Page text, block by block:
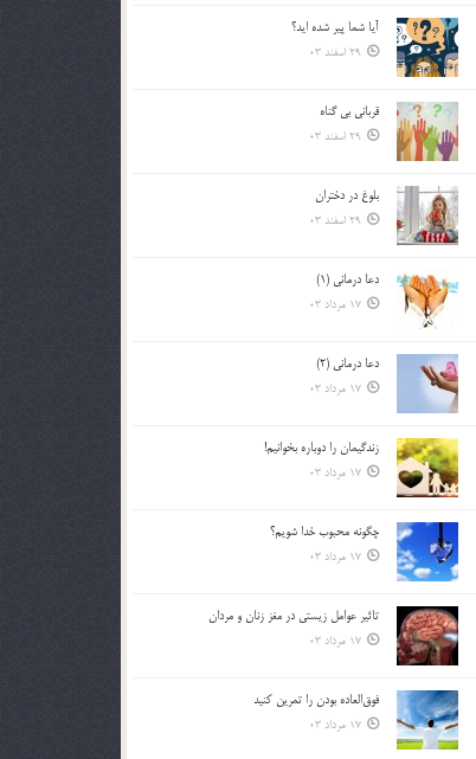
آیا شما پیر شده اید؟
29 اسفند 03
قرباني بي گناه
29 اسفند 03
بلوغ در دختران
29 اسفند 03
دعا درمانی (1)
17 مرداد 03
دعا درمانی (2)
17 مرداد 03
زندگيمان را دوباره بخوانيم!
17 مرداد 03
چگونه محبوب خدا شويم؟
17 مرداد 03
تاثیر عوامل زيستي در مغز زنان و مردان
17 مرداد 03
فوق‌العاده بودن را تمرين كنيد
17 مرداد 03